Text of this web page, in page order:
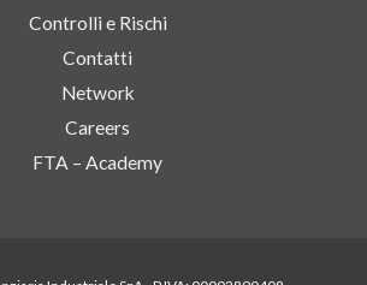
Controlli e Rischi
Contatti
Network
Careers
FTA – Academy